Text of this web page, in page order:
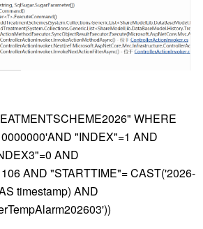
WHERE
"INDEX"=1 AND
AND
AND "STARTTIME"= CAST('2026-
timestamp) AND